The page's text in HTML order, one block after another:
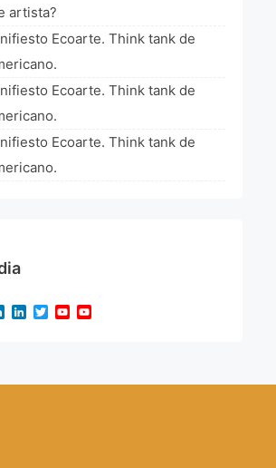
artista?
Ecoarte. Think tank de
Ecoarte. Think tank de
Ecoarte. Think tank de
LinkedIn
LinkedIn
TwitterYouTube